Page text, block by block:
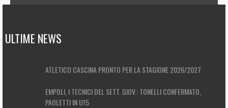
ULTIME NEWS
ATLETICO CASCINA PRONTO PER LA STAGIONE 2026/2027
EMPOLI, I TECNICI DEL SETT. GIOV.: TONELLI CONFERMATO,
PAOLETTI IN U15